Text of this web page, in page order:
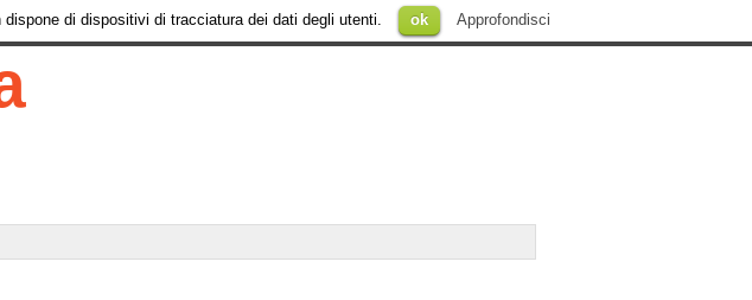
di dispositivi di tracciatura dei dati degli utenti. ok Approfondisci